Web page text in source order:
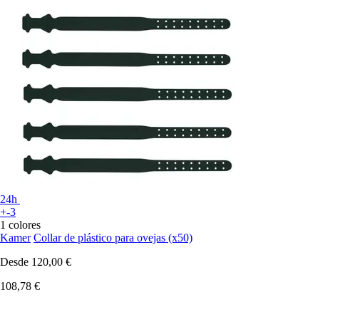
24h
+-3
1 colores
Kamer Collar de plástico para ovejas (x50)
Desde 120,00 €
108,78 €